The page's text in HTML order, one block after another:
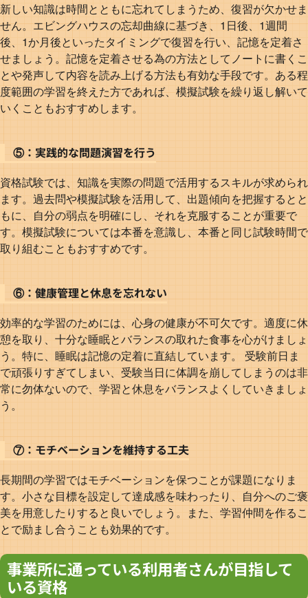
新しい知識は時間とともに忘れてしまうため、復習が欠かせま
せん。エビングハウスの忘却曲線に基づき、1日後、1週間
後、1か月後といったタイミングで復習を行い、記憶を定着さ
せましょう。記憶を定着させる為の方法としてノートに書くこ
とや発声して内容を読み上げる方法も有効な手段です。ある程
度範囲の学習を終えた方であれば、模擬試験を繰り返し解いて
いくこともおすすめします。
⑤：実践的な問題演習を行う
資格試験では、知識を実際の問題で活用するスキルが求められ
ます。過去問や模擬試験を活用して、出題傾向を把握するとと
もに、自分の弱点を明確にし、それを克服することが重要で
す。模擬試験については本番を意識し、本番と同じ試験時間で
取り組むこともおすすめです。
⑥：健康管理と休息を忘れない
効率的な学習のためには、心身の健康が不可欠です。適度に休
憩を取り、十分な睡眠とバランスの取れた食事を心がけましょ
う。特に、睡眠は記憶の定着に直結しています。 受験前日ま
で頑張りすぎてしまい、受験当日に体調を崩してしまうのは非
常に勿体ないので、学習と休息をバランスよくしていきましょ
う。
⑦：モチベーションを維持する工夫
長期間の学習ではモチベーションを保つことが課題になりま
す。小さな目標を設定して達成感を味わったり、自分へのご褒
美を用意したりすると良いでしょう。また、学習仲間を作るこ
とで励まし合うことも効果的です。
事業所に通っている利用者さんが目指して
いる資格